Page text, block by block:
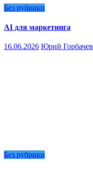
Без рубрики
AI для маркетинга
16.06.2026 Юрий Горбачев
Без рубрики